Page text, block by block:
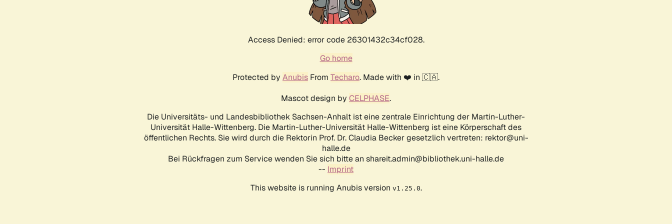
Access Denied: error code 26301432c34cf028.
Go home
Protected by Anubis From Techaro. Made with ❤️ in 🇨🇦.
Mascot design by CELPHASE.
Die Universitäts- und Landesbibliothek Sachsen-Anhalt ist eine zentrale Einrichtung der Martin-Luther-
Universität Halle-Wittenberg. Die Martin-Luther-Universität Halle-Wittenberg ist eine Körperschaft des
öffentlichen Rechts. Sie wird durch die Rektorin Prof. Dr. Claudia Becker gesetzlich vertreten: rektor@uni-
halle.de
Bei Rückfragen zum Service wenden Sie sich bitte an shareit.admin@bibliothek.uni-halle.de
-- Imprint
This website is running Anubis version v1.25.0.